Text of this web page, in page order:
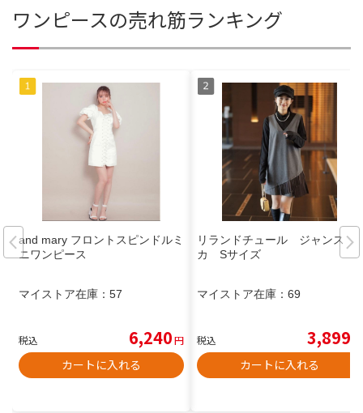
ワンピースの売れ筋ランキング
and mary フロントスピンドルミ
ニワンピース
マイストア在庫： 57
税込 6,240円
カートに入れる
リランドチュール ジャンス
カ Sサイズ
マイストア在庫： 69
税込 3,899
カートに入れる